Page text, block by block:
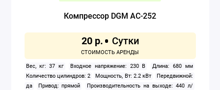
Компрессор DGM AC-252
20 р.
Вес, кг: 37 кг Входное напряжение: 230 В
Длина: 680 мм
Количество цилиндров: 2
Мощность, Вт: 2.2 кВт
Передвижной:
да
Привод: прямой
Производительность на выходе: 440 л/